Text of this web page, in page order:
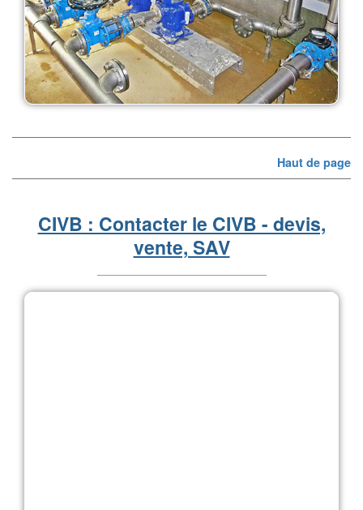
Haut de page
CIVB : Contacter le CIVB - devis,
vente, SAV